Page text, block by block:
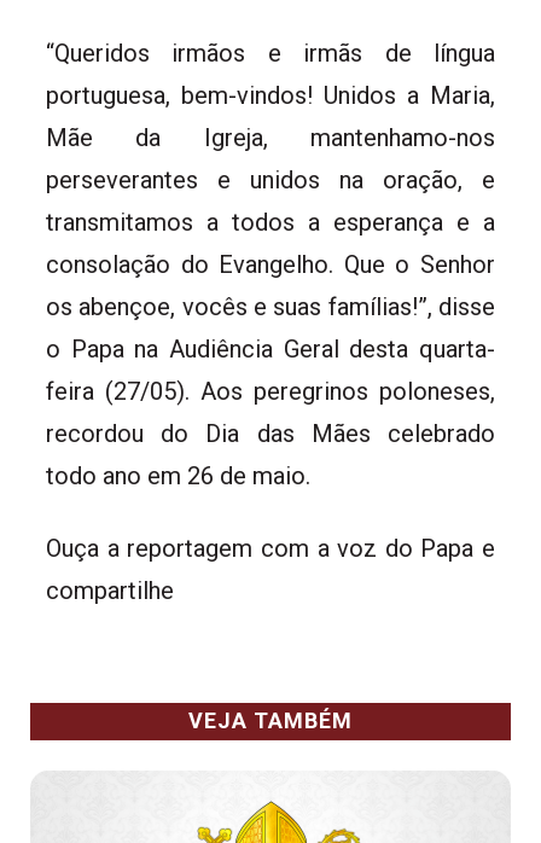
“Queridos irmãos e irmãs de língua
portuguesa, bem-vindos! Unidos a Maria,
Mãe da Igreja, mantenhamo-nos
perseverantes e unidos na oração, e
transmitamos a todos a esperança e a
consolação do Evangelho. Que o Senhor
os abençoe, vocês e suas famílias!”, disse
o Papa na Audiência Geral desta quarta-
feira (27/05). Aos peregrinos poloneses,
recordou do Dia das Mães celebrado
todo ano em 26 de maio.
Ouça a reportagem com a voz do Papa e
compartilhe
VEJA TAMBÉM